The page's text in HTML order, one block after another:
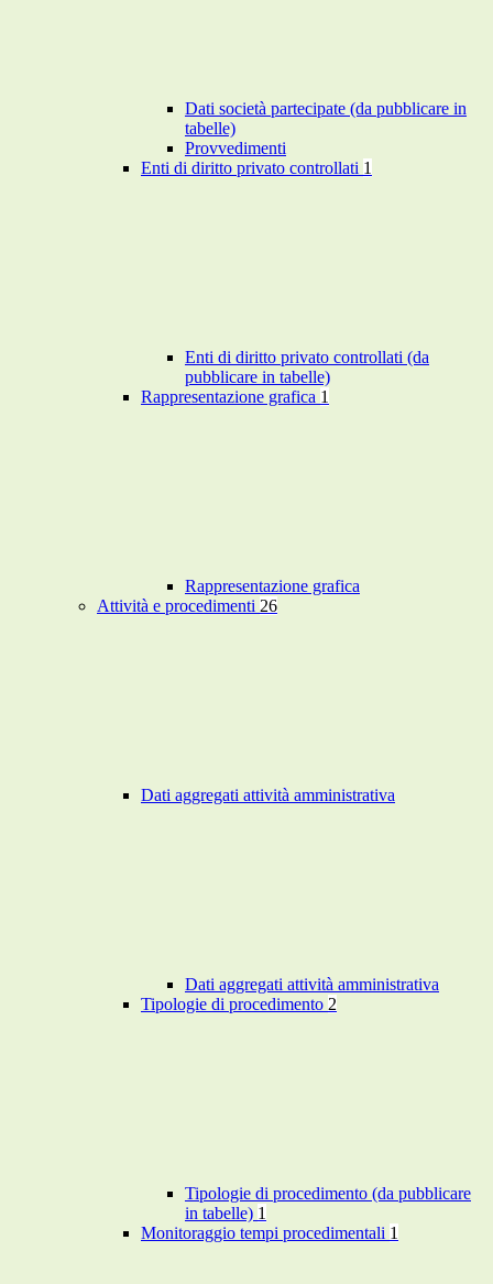
Dati società partecipate (da pubblicare in
tabelle)
Provvedimenti
Enti di diritto privato controllati 1
Enti di diritto privato controllati (da
pubblicare in tabelle)
Rappresentazione grafica 1
Rappresentazione grafica
Attività e procedimenti 26
Dati aggregati attività amministrativa
Dati aggregati attività amministrativa
Tipologie di procedimento 2
Tipologie di procedimento (da pubblicare
in tabelle) 1
Monitoraggio tempi procedimentali 1